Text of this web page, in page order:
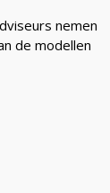
nemen
de modellen